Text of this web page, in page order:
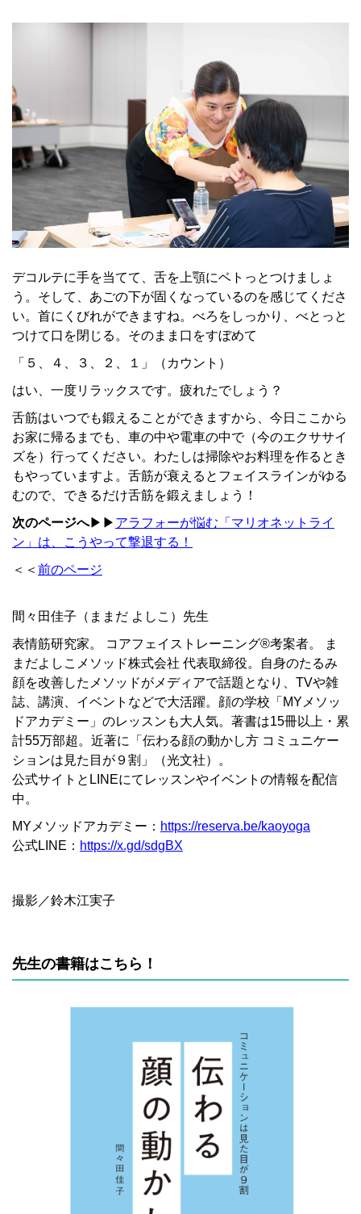
デコルテに手を当てて、舌を上顎にベトっとつけましょ
う。そして、あごの下が固くなっているのを感じてくださ
い。首にくびれができますね。べろをしっかり、べとっと
つけて口を閉じる。そのまま口をすぼめて
「５、４、３、２、１」（カウント）
はい、一度リラックスです。疲れたでしょう？
舌筋はいつでも鍛えることができますから、今日ここから
お家に帰るまでも、車の中や電車の中で（今のエクササイ
ズを）行ってください。わたしは掃除やお料理を作るとき
もやっていますよ。舌筋が衰えるとフェイスラインがゆる
むので、できるだけ舌筋を鍛えましょう！
次のページへ▶▶ アラフォーが悩む「マリオネットライ
ン」は、こうやって撃退する！
＜＜ 前のページ
間々田佳子（ままだ よしこ）先生
表情筋研究家。 コアフェイストレーニング®考案者。 ま
まだよしこメソッド株式会社 代表取締役。自身のたるみ
顔を改善したメソッドがメディアで話題となり、TVや雑
誌、講演、イベントなどで大活躍。顔の学校「MYメソッ
ドアカデミー」のレッスンも大人気。著書は15冊以上・累
計55万部超。近著に「伝わる顔の動かし方 コミュニケー
ションは見た目が９割」（光文社）。
公式サイトとLINEにてレッスンやイベントの情報を配信
中。
MYメソッドアカデミー： https://reserva.be/kaoyoga
公式LINE： https://x.gd/sdgBX
撮影／鈴木江実子
先生の書籍はこちら！